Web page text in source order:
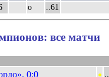
о ..61
все матчи
0:0